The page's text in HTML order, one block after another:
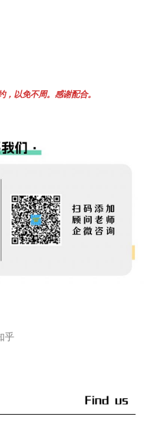
以免不周。感谢配合。
乎